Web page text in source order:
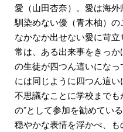
愛（山田杏奈）。愛は海
馴染めない優（青木柚）
なかなか出せない愛に苛
常は、ある出来事をきっ
の生徒が四つん這いにな
には同じように四つん這い
不思議なことに学校まで
の”として参加を勧めてい
穏やかな表情を浮かべ、